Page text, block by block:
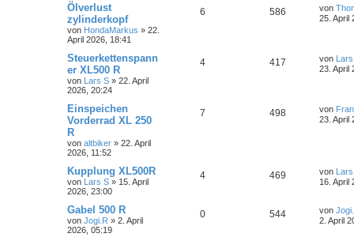
Ölverlust
zylinderkopf
von HondaMarkus » 22.
April 2026, 18:41
6 586 von
25. April
Steuerkettenspann
er XL500 R
von Lars S » 22. April
2026, 20:24
4 417 von
23. April
Einspeichen
Vorderrad XL 250
R
von altbiker » 22. April
2026, 11:52
7 498 von
23. April
Kupplung XL500R
von Lars S » 15. April
2026, 23:00
4 469 von
16. April
Gabel 500 R
von Jogi.R » 2. April
2026, 05:19
0 544 von
2. April